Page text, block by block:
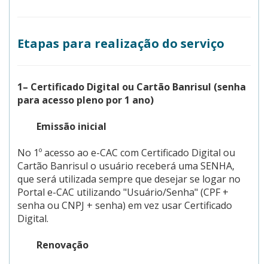
Etapas para realização do serviço
1– Certificado Digital ou Cartão Banrisul (senha
para acesso pleno por 1 ano)
Emissão inicial
No 1º acesso ao e-CAC com Certificado Digital ou
Cartão Banrisul o usuário receberá uma SENHA,
que será utilizada sempre que desejar se logar no
Portal e-CAC utilizando "Usuário/Senha" (CPF +
senha ou CNPJ + senha) em vez usar Certificado
Digital.
Renovação